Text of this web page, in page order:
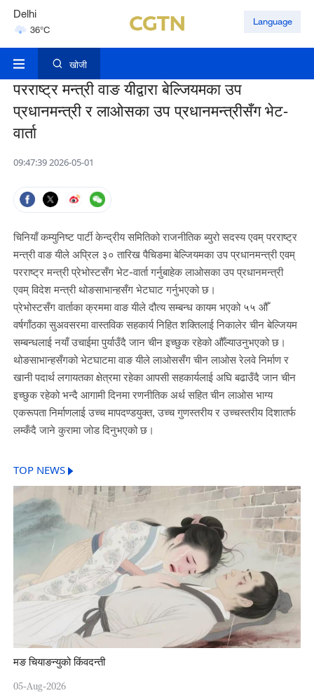
Delhi
36°C
Hyderabad
Language
खोजी
परराष्ट्र मन्त्री वाङ यीद्वारा बेल्जियमका उप
प्रधानमन्त्री र लाओसका उप प्रधानमन्त्रीसँग भेट-
वार्ता
09:47:39 2026-05-01
चिनियाँ कम्युनिष्ट पार्टी केन्द्रीय समितिको राजनीतिक ब्युरो सदस्य एवम् परराष्ट्र
मन्त्री वाङ यीले अप्रिल ३० तारिख पैचिङमा बेल्जियमका उप प्रधानमन्त्री एवम्
परराष्ट्र मन्त्री प्रेभोस्टसँग भेट-वार्ता गर्नुबाहेक लाओसका उप प्रधानमन्त्री
एवम् विदेश मन्त्री थोङसाभान्हसँग भेटघाट गर्नुभएको छ।
प्रेभोस्टसँग वार्ताका क्रममा वाङ यीले दौत्य सम्बन्ध कायम भएको ५५ औँ
वर्षगाँठका सुअवसरमा वास्तविक सहकार्य निहित शक्तिलाई निकालेर चीन बेल्जियम
सम्बन्धलाई नयाँ उचाईमा पुर्याउँदै जान चीन इच्छुक रहेको औँल्याउनुभएको छ।
थोङसाभान्हसँगको भेटघाटमा वाङ यीले लाओससँग चीन लाओस रेलवे निर्माण र
खानी पदार्थ लगायतका क्षेत्रमा रहेका आपसी सहकार्यलाई अघि बढाउँदै जान चीन
इच्छुक रहेको भन्दै आगामी दिनमा रणनीतिक अर्थ सहित चीन लाओस भाग्य
एकरूपता निर्माणलाई उच्च मापदण्डयुक्त, उच्च गुणस्तरीय र उच्चस्तरीय दिशातर्फ
लम्कँदै जाने कुरामा जोड दिनुभएको छ।
TOP NEWS
मङ चियाङन्युको किंवदन्ती
05-Aug-2026